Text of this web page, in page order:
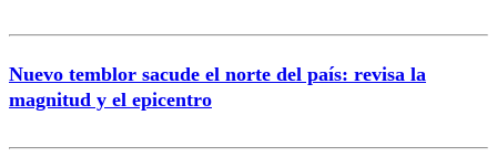
Nuevo temblor sacude el norte del país: revisa la
magnitud y el epicentro